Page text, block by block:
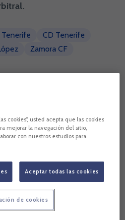
Tenerife
CD Tenerife
Zamora CF
cookies”, usted acepta que las cookies
mejorar la navegación del sitio,
con nuestros estudios para
Aceptar todas las cookies
de cookies